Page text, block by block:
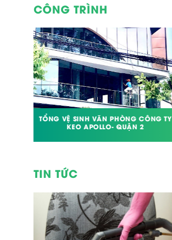
CÔNG TRÌNH
TỔNG VỆ SINH VĂN PHÒNG CÔNG TY
KEO APOLLO- QUẬN 2
TIN TỨC